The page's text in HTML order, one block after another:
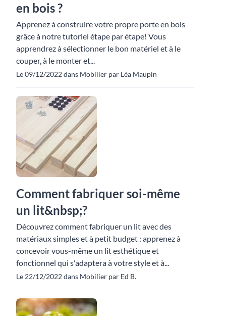
en bois ?
Apprenez à construire votre propre porte en bois
grâce à notre tutoriel étape par étape! Vous
apprendrez à sélectionner le bon matériel et à le
couper, à le monter et...
Le 09/12/2022 dans Mobilier par Léa Maupin
Comment fabriquer soi-même
un lit&nbsp;?
Découvrez comment fabriquer un lit avec des
matériaux simples et à petit budget : apprenez à
concevoir vous-même un lit esthétique et
fonctionnel qui s'adaptera à votre style et à...
Le 22/12/2022 dans Mobilier par Ed B.